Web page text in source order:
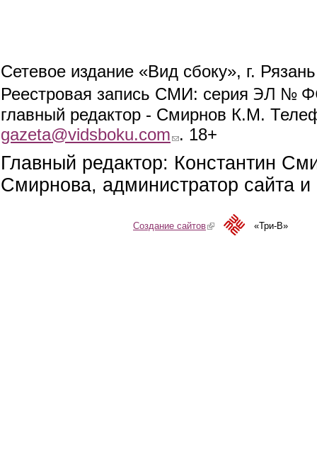
Сетевое издание «Вид сбоку», г.
Реестровая запись СМИ: серия ЭЛ №
главный редактор - Смирнов К.М.
gazeta@vidsboku.com (link sends e-mail)
. 18+
Главный редактор: Константин
Смирнова, администратор сайта
Создание сайтов(link is external)«Три-В»